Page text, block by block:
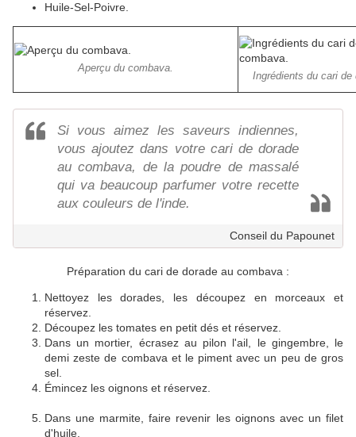
Huile-Sel-Poivre.
Aperçu du combava.
Ingrédients du cari de
Si vous aimez les saveurs indiennes,
vous ajoutez dans votre cari de dorade
au combava, de la poudre de massalé
qui va beaucoup parfumer votre recette
aux couleurs de l'inde.
Conseil du Papounet
Préparation du cari de dorade au combava :
Nettoyez les dorades, les découpez en morceaux et
réservez.
Découpez les tomates en petit dés et réservez.
Dans un mortier, écrasez au pilon l'ail, le gingembre, le
demi zeste de combava et le piment avec un peu de gros
sel.
Émincez les oignons et réservez.
Dans une marmite, faire revenir les oignons avec un filet
d'huile.